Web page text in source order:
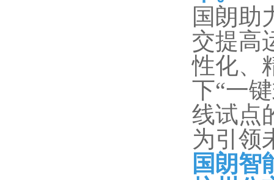
国朗助
交提高
性化、
下“一
线试点
为引领
国朗智